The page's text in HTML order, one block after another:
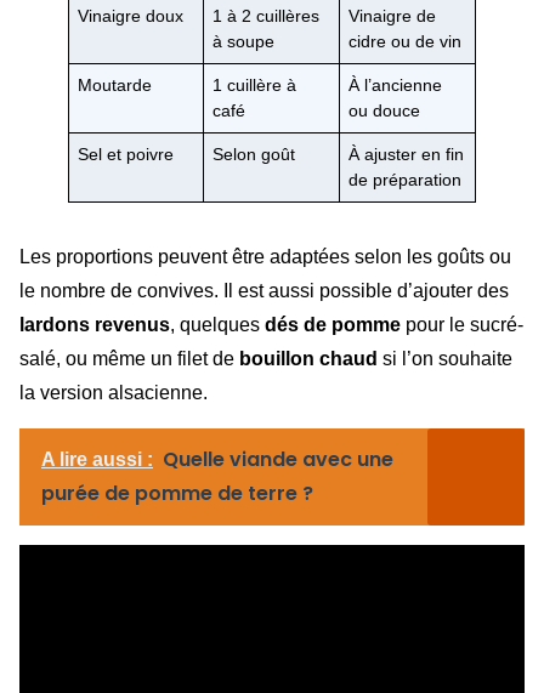
Vinaigre doux
1 à 2 cuillères
à soupe
Vinaigre de
cidre ou de vin
Moutarde
1 cuillère à
café
À l’ancienne
ou douce
Sel et poivre Selon goût
À ajuster en fin
de préparation
Les proportions peuvent être adaptées selon les goûts ou
le nombre de convives. Il est aussi possible d’ajouter des
lardons revenus, quelques dés de pomme pour le sucré-
salé, ou même un filet de bouillon chaud si l’on souhaite
la version alsacienne.
A lire aussi : Quelle viande avec une
purée de pomme de terre ?